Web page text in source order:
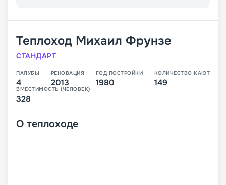
Теплоход Михаил Фрунзе
СТАНДАРТ
ПАЛУБЫ
4
РЕНОВАЦИЯ
2013
ГОД ПОСТРОЙКИ
1980
КОЛИЧЕСТВО КАЮТ
149
ВМЕСТИМОСТЬ (ЧЕЛОВЕК)
328
О теплоходе